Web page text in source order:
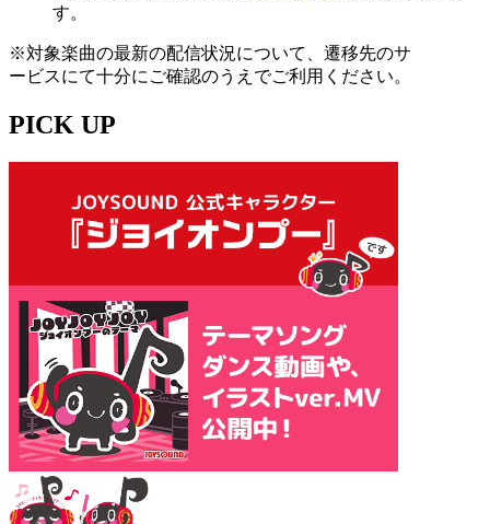
す。
※対象楽曲の最新の配信状況について、遷移先のサ
ービスにて十分にご確認のうえでご利用ください。
PICK UP